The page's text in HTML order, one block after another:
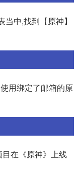
中,找到【原神】
用绑定了邮箱的原
在《原神》上线